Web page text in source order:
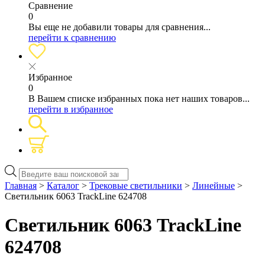
Сравнение
0
Вы еще не добавили товары для сравнения...
перейти к сравнению
Избранное
0
В Вашем списке избранных пока нет наших товаров...
перейти в избранное
Поиск
товаров
Главная > Каталог > Трековые светильники > Линейные >
Светильник 6063 TrackLine 624708
Светильник 6063 TrackLine
624708